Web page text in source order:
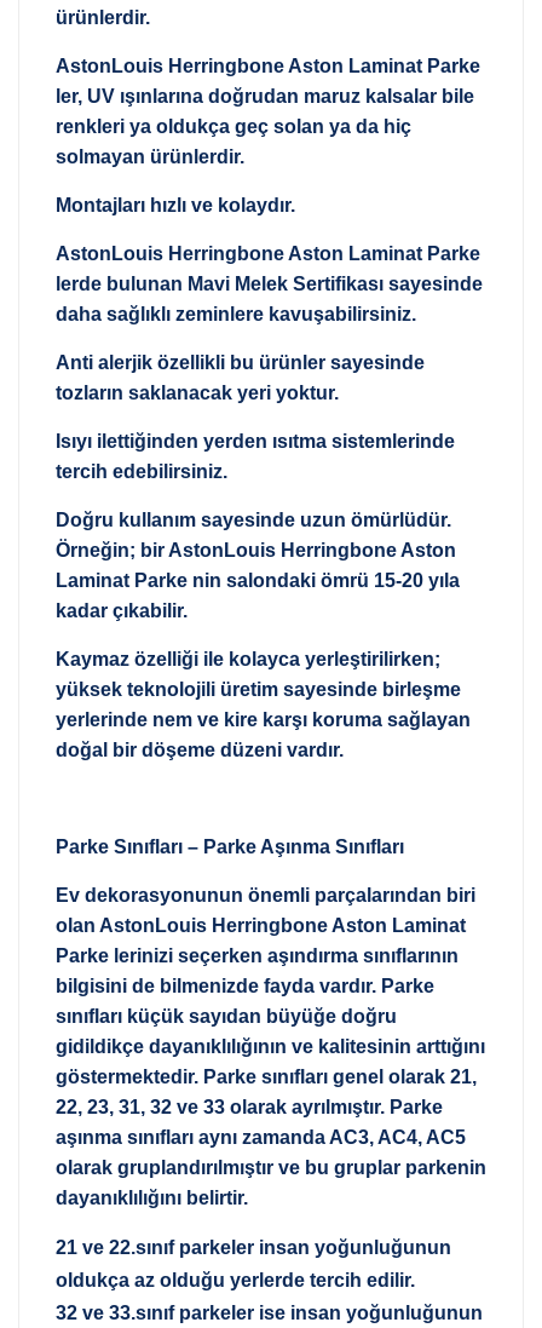
ürünlerdir.
AstonLouis Herringbone Aston Laminat Parke
ler, UV ışınlarına doğrudan maruz kalsalar bile
renkleri ya oldukça geç solan ya da hiç
solmayan ürünlerdir.
Montajları hızlı ve kolaydır.
AstonLouis Herringbone Aston Laminat Parke
lerde bulunan Mavi Melek Sertifikası sayesinde
daha sağlıklı zeminlere kavuşabilirsiniz.
Anti alerjik özellikli bu ürünler sayesinde
tozların saklanacak yeri yoktur.
Isıyı ilettiğinden yerden ısıtma sistemlerinde
tercih edebilirsiniz.
Doğru kullanım sayesinde uzun ömürlüdür.
Örneğin; bir AstonLouis Herringbone Aston
Laminat Parke nin salondaki ömrü 15-20 yıla
kadar çıkabilir.
Kaymaz özelliği ile kolayca yerleştirilirken;
yüksek teknolojili üretim sayesinde birleşme
yerlerinde nem ve kire karşı koruma sağlayan
doğal bir döşeme düzeni vardır.
Parke Sınıfları – Parke Aşınma Sınıfları
Ev dekorasyonunun önemli parçalarından biri
olan AstonLouis Herringbone Aston Laminat
Parke lerinizi seçerken aşındırma sınıflarının
bilgisini de bilmenizde fayda vardır. Parke
sınıfları küçük sayıdan büyüğe doğru
gidildikçe dayanıklılığının ve kalitesinin arttığını
göstermektedir. Parke sınıfları genel olarak 21,
22, 23, 31, 32 ve 33 olarak ayrılmıştır. Parke
aşınma sınıfları aynı zamanda AC3, AC4, AC5
olarak gruplandırılmıştır ve bu gruplar parkenin
dayanıklılığını belirtir.
21 ve 22.sınıf parkeler insan yoğunluğunun
oldukça az olduğu yerlerde tercih edilir.
32 ve 33.sınıf parkeler ise insan yoğunluğunun